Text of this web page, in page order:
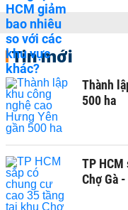
Tin mới
Thành
500 ha
TP
Chợ Gà